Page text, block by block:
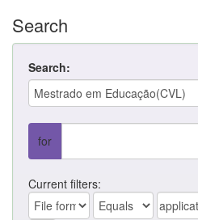
Search
Search:
for
Current filters: